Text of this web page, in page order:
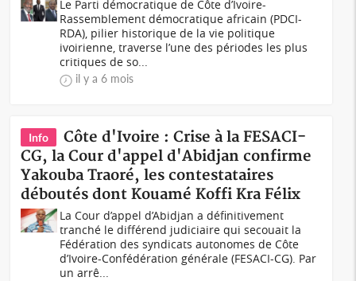
Le Parti démocratique de Côte d’Ivoire-
Rassemblement démocratique africain (PDCI-
RDA), pilier historique de la vie politique
ivoirienne, traverse l’une des périodes les plus
critiques de so...
il y a 6 mois
Info
Côte d'Ivoire : Crise à la FESACI-
CG, la Cour d'appel d'Abidjan confirme
Yakouba Traoré, les contestataires
déboutés dont Kouamé Koffi Kra Félix
La Cour d’appel d’Abidjan a définitivement
tranché le différend judiciaire qui secouait la
Fédération des syndicats autonomes de Côte
d’Ivoire-Confédération générale (FESACI-CG). Par
un arrê...